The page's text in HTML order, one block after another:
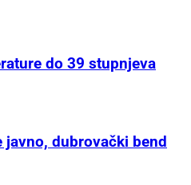
do 39 stupnjeva
javno, dubrovački bend